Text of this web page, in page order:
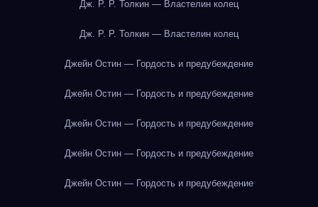
Дж. Р. Р. Толкин — Властелин колец
Дж. Р. Р. Толкин — Властелин колец
Джейн Остин — Гордость и предубеждение
Джейн Остин — Гордость и предубеждение
Джейн Остин — Гордость и предубеждение
Джейн Остин — Гордость и предубеждение
Джейн Остин — Гордость и предубеждение